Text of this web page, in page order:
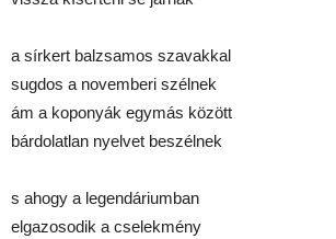
a sírkert balzsamos szavakkal
sugdos a novemberi szélnek
ám a koponyák egymás között
bárdolatlan nyelvet beszélnek
s ahogy a legendáriumban
elgazosodik a cselekmény